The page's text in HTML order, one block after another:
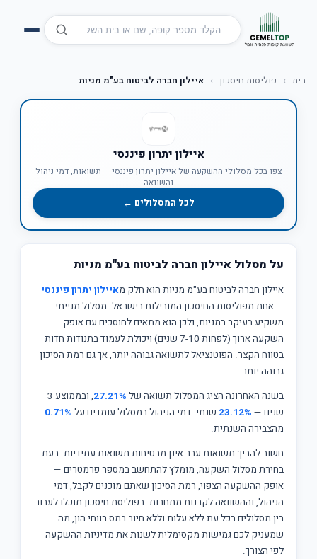
בית › פוליסות חיסכון › איילון חברה לביטוח בע"מ מניות
איילון יתרון פיננסי
צפו בכל מסלולי ההשקעה של איילון יתרון פיננסי — תשואות, דמי ניהול
והשוואה
לכל המסלולים ←
על מסלול איילון חברה לביטוח בע"מ מניות
איילון חברה לביטוח בע"מ מניות הוא חלק מאיילון יתרון פיננסי
— אחת מפוליסות החיסכון המובילות בישראל. מסלול מנייתי
משקיע בעיקר במניות, ולכן הוא מתאים לחוסכים עם אופק
השקעה ארוך (לפחות 7-10 שנים) ויכולת לעמוד בתנודות חדות
בטווח הקצר. הפוטנציאל לתשואה גבוהה יותר, אך גם רמת הסיכון
גבוהה יותר.
בשנה האחרונה הציג המסלול תשואה של 27.21%
, ובממוצע 3
שנים — 23.12% שנתי. דמי הניהול במסלול עומדים על 0.71%
מהצבירה השנתית.
חשוב להבין: תשואות עבר אינן מבטיחות תשואות עתידיות. בעת
בחירת מסלול השקעה, מומלץ להתחשב במספר פרמטרים —
אופק ההשקעה הצפוי, רמת הסיכון שאתם מוכנים לקבל, דמי
הניהול, וההשוואה לקרנות מתחרות. בפוליסת חיסכון תוכלו לעבור
בין מסלולים בכל עת ללא עלות וללא חיוב במס רווחי הון, מה
שמעניק לכם גמישות מקסימלית לשנות את מדיניות ההשקעה
לפי הצורך.